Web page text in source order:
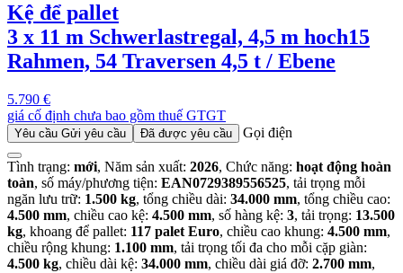
Kệ để pallet
3 x 11 m Schwerlastregal, 4,5 m hoch15
Rahmen, 54 Traversen 4,5 t / Ebene
5.790 €
giá cố định chưa bao gồm thuế GTGT
Yêu cầu Gửi yêu cầu Đã được yêu cầu Gọi điện
Tình trạng: mới, Năm sản xuất: 2026, Chức năng: hoạt động hoàn
toàn, số máy/phương tiện: EAN0729389556525, tải trọng mỗi
ngăn lưu trữ: 1.500 kg, tổng chiều dài: 34.000 mm, tổng chiều cao:
4.500 mm, chiều cao kệ: 4.500 mm, số hàng kệ: 3, tải trọng: 13.500
kg, khoang để pallet: 117 palet Euro, chiều cao khung: 4.500 mm,
chiều rộng khung: 1.100 mm, tải trọng tối đa cho mỗi cặp giàn:
4.500 kg, chiều dài kệ: 34.000 mm, chiều dài giá đỡ: 2.700 mm,